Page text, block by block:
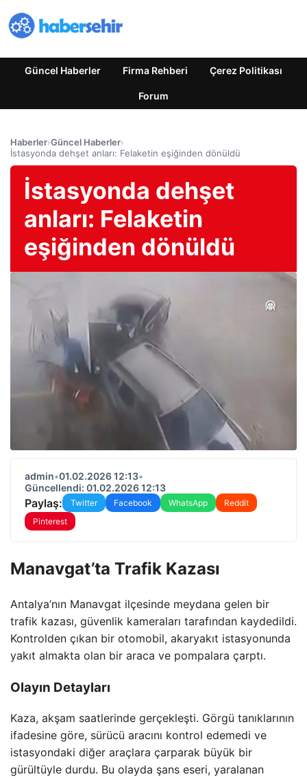
Güncel Haberler Firma Rehberi Çerez Politikası
Forum
Haberler›Güncel Haberler›
İstasyonda dehşet anları: Felaketin eşiğinden dönüldü
İstasyonda dehşet
anları: Felaketin
eşiğinden dönüldü
admin•01.02.2026 12:13•
Güncellendi: 01.02.2026 12:13
Paylaş: Twitter Facebook WhatsApp
Reddit
Pinterest
Manavgat’ta Trafik Kazası
Antalya’nın Manavgat ilçesinde meydana gelen bir
trafik kazası, güvenlik kameraları tarafından kaydedildi.
Kontrolden çıkan bir otomobil, akaryakıt istasyonunda
yakıt almakta olan bir araca ve pompalara çarptı.
Olayın Detayları
Kaza, akşam saatlerinde gerçekleşti. Görgü tanıklarının
ifadesine göre, sürücü aracını kontrol edemedi ve
istasyondaki diğer araçlara çarparak büyük bir
gürültüyle durdu. Bu olayda şans eseri, yaralanan